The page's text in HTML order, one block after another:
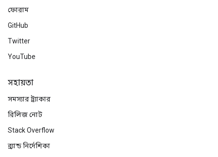
ফোরাম
GitHub
Twitter
YouTube
সহায়তা
সমস্যার ট্র্যাকার
রিলিজ নোট
Stack Overflow
ব্র্যান্ড নির্দেশিকা